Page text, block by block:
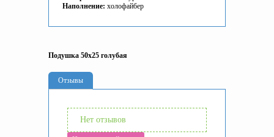
Наполнение: холофайбер
Подушка 50х25 голубая
Отзывы
Нет отзывов